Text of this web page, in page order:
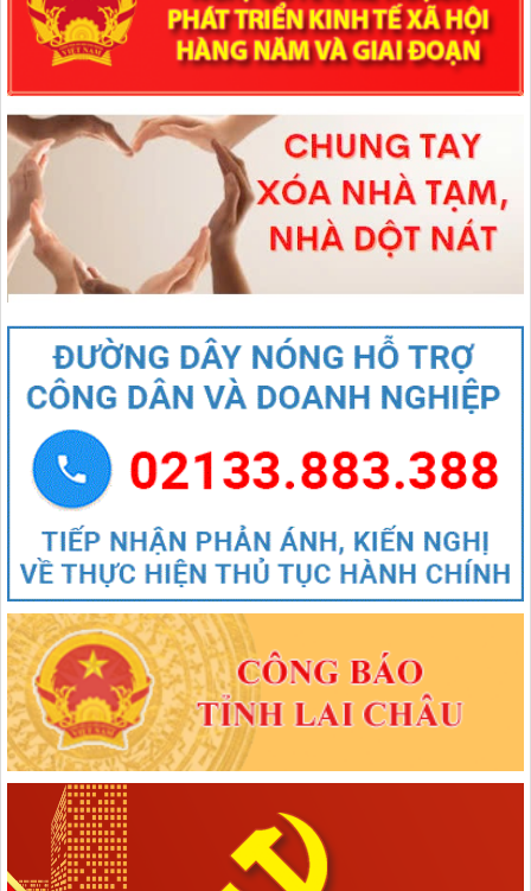
lượt xem: 83 | lượt tải:48
1670/NQ-UBTVQH15
Lai Châu năm 2025
lượt xem: 66 | lượt tải:46
544/QĐ-UBND
QUYẾT ĐỊNH Về việc thành lập Tổ giúp việc Ban biên tập Cổng
thông tin điện tử xã Mường Than
lượt xem: 39 | lượt tải:20
407/QĐ-UBND
QUYẾT ĐỊNH Kiện toàn Ban biên tập Cổng thông tin điện tử xã
Mường Than
lượt xem: 44 | lượt tải:27
27/NQ-HĐND
Nghị quyết Thông qua chủ trương sắp xếp đơn vị hành chính cấp xã
của tỉnh Lai Châu năm 2025
lượt xem: 83 | lượt tải:48
1670/NQ-UBTVQH15
Nghị quyết số 1670/NQ-UBTVQH15 của ỦY BAN THƯỜNG VỤ
QUỐC HỘI: Về việc sắp xếp các đơn vị hành chính cấp xã của tỉnh
Lai Châu năm 2025
lượt xem: 66 | lượt tải:46